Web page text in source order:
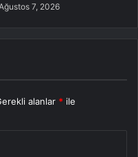
7, 2026
alanlar * ile